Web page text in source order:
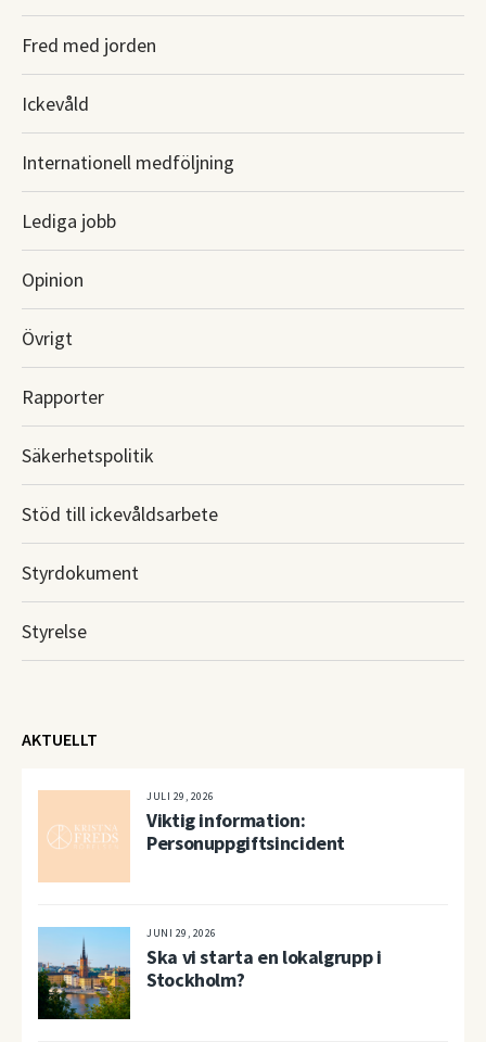
Fred med jorden
Ickevåld
Internationell medföljning
Lediga jobb
Opinion
Övrigt
Rapporter
Säkerhetspolitik
Stöd till ickevåldsarbete
Styrdokument
Styrelse
AKTUELLT
JULI 29, 2026
Viktig information:
Personuppgiftsincident
JUNI 29, 2026
Ska vi starta en lokalgrupp i
Stockholm?